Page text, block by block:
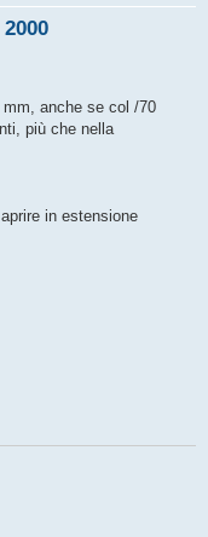
anche se col /70
più che nella
in estensione